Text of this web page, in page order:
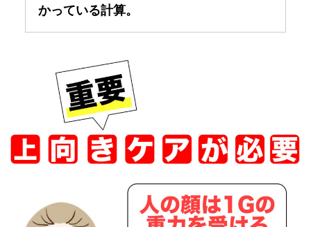
かっている計算。